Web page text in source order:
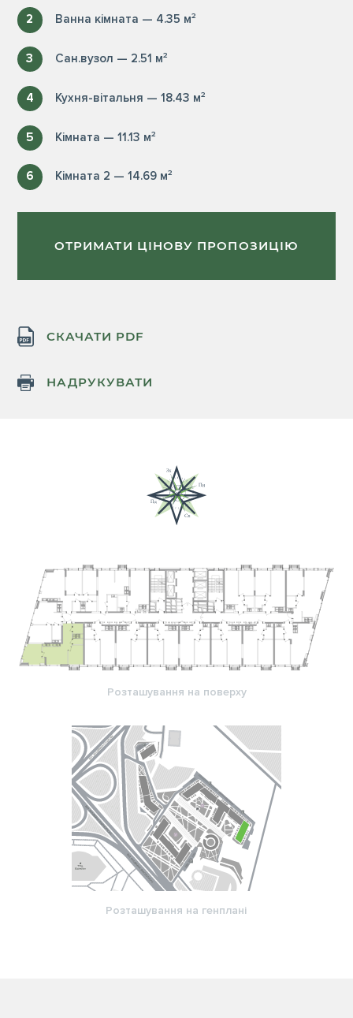
2 Ванна кімната — 4.35 м²
3 Сан.вузол — 2.51 м²
4 Кухня-вітальня — 18.43 м²
5 Кімната — 11.13 м²
6 Кімната 2 — 14.69 м²
ОТРИМАТИ ЦІНОВУ ПРОПОЗИЦІЮ
СКАЧАТИ PDF
НАДРУКУВАТИ
Розташування на поверху
Розташування на генплані